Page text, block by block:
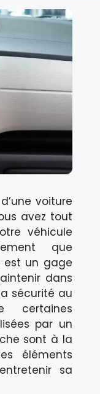
voiture
avez tout
véhicule
que
est un gage
dans
sécurité au
par un
sont à la
éléments
sa